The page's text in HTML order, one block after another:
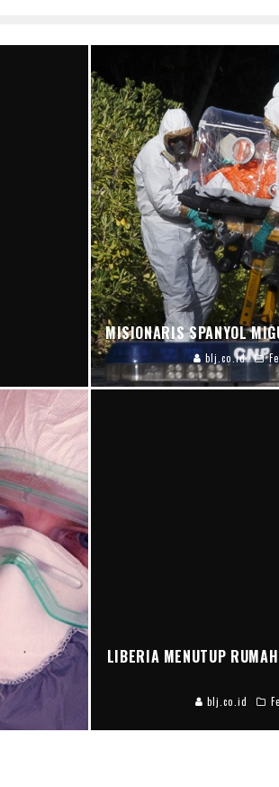
MISIONARIS SPANYOL
blj.co.id
LIBERIA MENUTUP
blj.co.id